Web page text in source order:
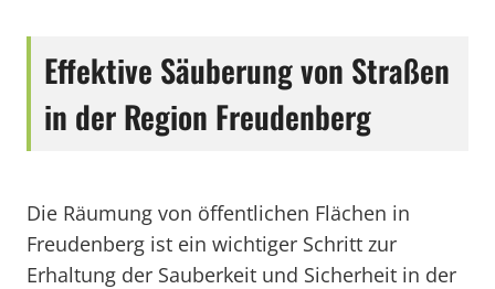
Effektive Säuberung von Straßen
in der Region Freudenberg
Die Räumung von öffentlichen Flächen in
Freudenberg ist ein wichtiger Schritt zur
Erhaltung der Sauberkeit und Sicherheit in der